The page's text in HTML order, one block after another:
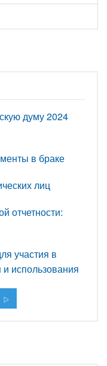
думу 2024
в браке
лиц
отчетности:
участия в
и использования